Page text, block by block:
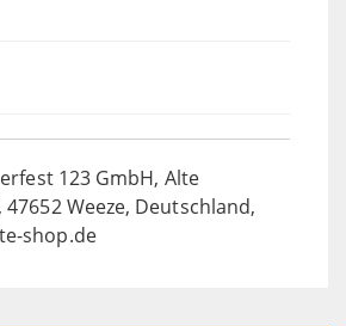
123 GmbH, Alte
Weeze, Deutschland,
shop.de